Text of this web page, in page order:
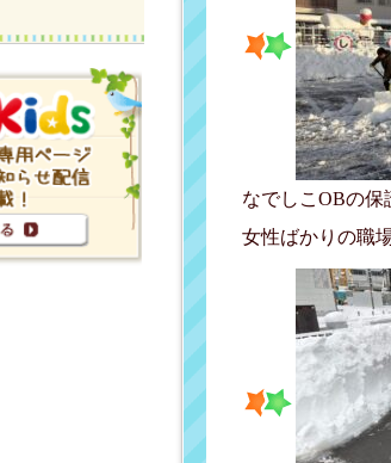
なでしこOBの
女性ばかりの職